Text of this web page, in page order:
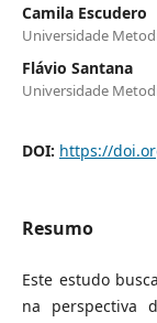
Camila Escudero
Universidade
Flávio Santana
Universidade
DOI: https://
Resumo
Este estudo
na perspectiva